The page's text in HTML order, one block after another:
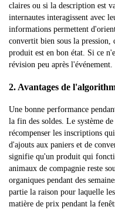
claires ou si la description est
internautes interagissent avec
informations permettent
convertit bien sous la pression,
produit est en bon état. Si ce
révision peu après l'événement.
2. Avantages de
Une bonne performance
la fin des soldes. Le système
récompenser les inscriptions
d'ajouts aux paniers et de
signifie qu'un produit qui
animaux de compagnie reste
organiques pendant des
partie la raison pour laquelle
matière de prix pendant la